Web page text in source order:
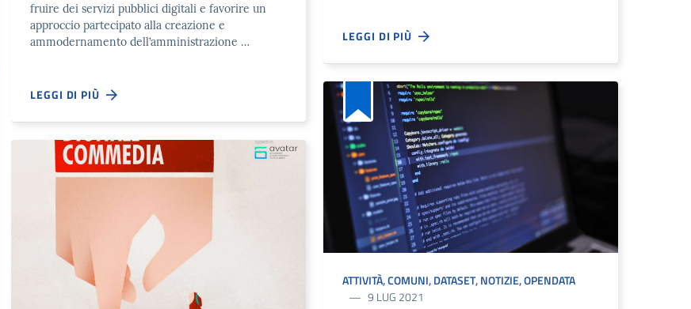
fruire dei servizi pubblici digitali e favorire un
approccio partecipato alla creazione e
ammodernamento dell’amministrazione …
LEGGI DI PIÙ
LEGGI DI PIÙ
ATTIVITÀ,COMUNI,DATASET,NOTIZIE,OPENDATA
9 LUG 2021